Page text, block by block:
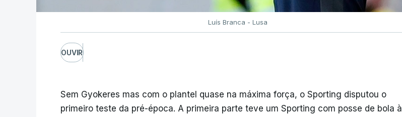
Luís Branca - Lusa
OUVIR
Sem Gyokeres mas com o plantel quase na máxima força, o Sporting disputou o
primeiro teste da pré-época. A primeira parte teve um Sporting com posse de bola à